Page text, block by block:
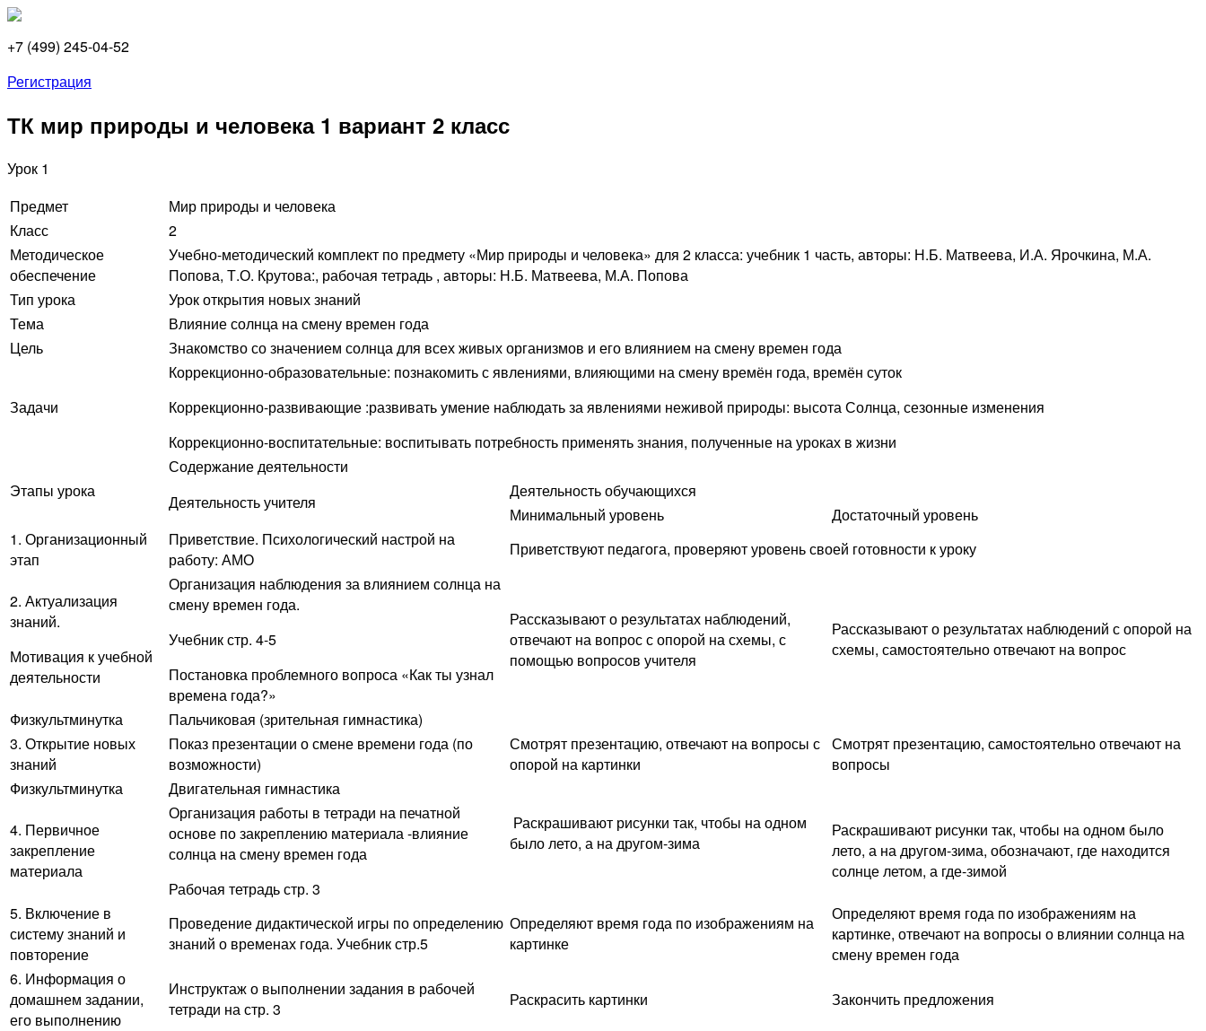
+7 (499) 245-04-52
Регистрация
ТК мир природы и человека 1 вариант 2 класс
Урок 1
Предмет
Мир природы и человека
Класс
2
Методическое
обеспечение
Учебно-методический комплект по предмету «Мир природы и человека» для 2 класса: учебник 1 часть, авторы: Н.Б. Матвеева, И.А. Ярочкина, М.А.
Попова, Т.О. Крутова:, рабочая тетрадь , авторы: Н.Б. Матвеева, М.А. Попова
Тип урока
Урок открытия новых знаний
Тема
Влияние солнца на смену времен года
Цель
Знакомство со значением солнца для всех живых организмов и его влиянием на смену времен года
Задачи
Коррекционно-образовательные: познакомить с явлениями, влияющими на смену времён года, времён суток
Коррекционно-развивающие :развивать умение наблюдать за явлениями неживой природы: высота Солнца, сезонные изменения
Коррекционно-воспитательные: воспитывать потребность применять знания, полученные на уроках в жизни
Этапы урока
Содержание деятельности
Деятельность учителя
Деятельность обучающихся
Минимальный уровень
Достаточный уровень
1. Организационный
этап
Приветствие. Психологический настрой на
работу: АМО
Приветствуют педагога, проверяют уровень своей готовности к уроку
2. Актуализация
знаний.
Мотивация к учебной
деятельности
Организация наблюдения за влиянием солнца на
смену времен года.
Учебник стр. 4-5
Постановка проблемного вопроса «Как ты узнал
времена года?»
Рассказывают о результатах наблюдений,
отвечают на вопрос с опорой на схемы, с
помощью вопросов учителя
Рассказывают о результатах наблюдений с опорой на
схемы, самостоятельно отвечают на вопрос
Физкультминутка
Пальчиковая (зрительная гимнастика)
3. Открытие новых
знаний
Показ презентации о смене времени года (по
возможности)
Смотрят презентацию, отвечают на вопросы с
опорой на картинки
Смотрят презентацию, самостоятельно отвечают на
вопросы
Физкультминутка
Двигательная гимнастика
4. Первичное
закрепление
материала
Организация работы в тетради на печатной
основе по закреплению материала -влияние
солнца на смену времен года
Рабочая тетрадь стр. 3
Раскрашивают рисунки так, чтобы на одном
было лето, а на другом-зима
Раскрашивают рисунки так, чтобы на одном было
лето, а на другом-зима, обозначают, где находится
солнце летом, а где-зимой
5. Включение в
систему знаний и
повторение
Проведение дидактической игры по определению
знаний о временах года. Учебник стр.5
Определяют время года по изображениям на
картинке
Определяют время года по изображениям на
картинке, отвечают на вопросы о влиянии солнца на
смену времен года
6. Информация о
домашнем задании,
его выполнению
Инструктаж о выполнении задания в рабочей
тетради на стр. 3
Раскрасить картинки Закончить предложения